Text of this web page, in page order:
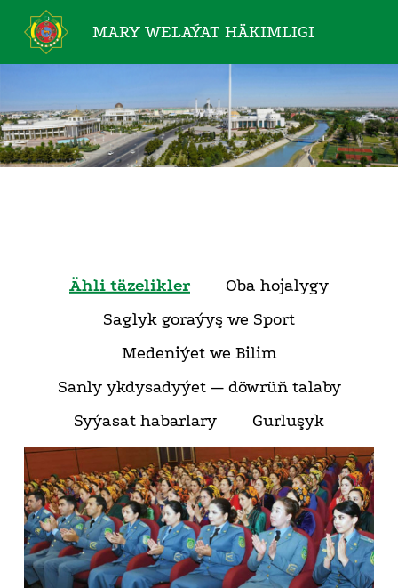
MARY WELAÝAT HÄKIMLIGI
Ähli täzelikler
Oba hojalygy
Saglyk goraýyş we Sport
Medeniýet we Bilim
Sanly ykdysadyýet — döwrüň talaby
Syýasat habarlary
Gurluşyk